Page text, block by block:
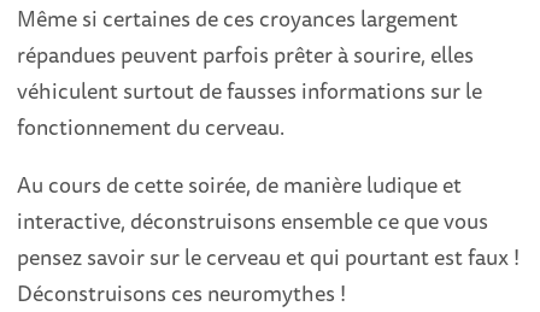
Même si certaines de ces croyances largement
répandues peuvent parfois prêter à sourire, elles
véhiculent surtout de fausses informations sur le
fonctionnement du cerveau.
Au cours de cette soirée, de manière ludique et
interactive, déconstruisons ensemble ce que vous
pensez savoir sur le cerveau et qui pourtant est faux !
Déconstruisons ces neuromythes !